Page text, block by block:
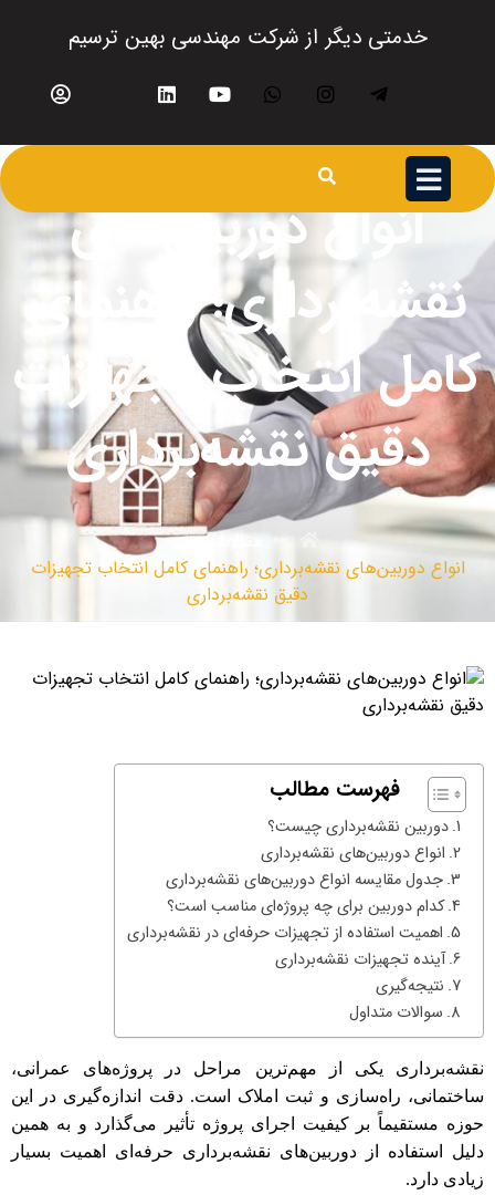
خدمتی دیگر از شرکت مهندسی بهین ترسیم
انواع دوربین‌های
نقشه‌برداری؛ راهنمای
کامل انتخاب تجهیزات
دقیق نقشه‌برداری
مقالات
انواع دوربین‌های نقشه‌برداری؛ راهنمای کامل انتخاب تجهیزات
دقیق نقشه‌برداری
فهرست مطالب
دوربین نقشه‌برداری چیست؟
انواع دوربین‌های نقشه‌برداری
جدول مقایسه انواع دوربین‌های نقشه‌برداری
کدام دوربین برای چه پروژه‌ای مناسب است؟
اهمیت استفاده از تجهیزات حرفه‌ای در نقشه‌برداری
آینده تجهیزات نقشه‌برداری
نتیجه‌گیری
سوالات متداول
نقشه‌برداری یکی از مهم‌ترین مراحل در پروژه‌های عمرانی،
ساختمانی، راه‌سازی و ثبت املاک است. دقت اندازه‌گیری در این
حوزه مستقیماً بر کیفیت اجرای پروژه تأثیر می‌گذارد و به همین
دلیل استفاده از دوربین‌های نقشه‌برداری حرفه‌ای اهمیت بسیار
زیادی دارد.